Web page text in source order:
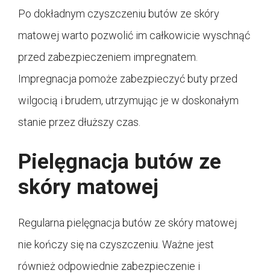
Po dokładnym czyszczeniu butów ze skóry
matowej warto pozwolić im całkowicie wyschnąć
przed zabezpieczeniem impregnatem.
Impregnacja pomoże zabezpieczyć buty przed
wilgocią i brudem, utrzymując je w doskonałym
stanie przez dłuższy czas.
Pielęgnacja butów ze
skóry matowej
Regularna pielęgnacja butów ze skóry matowej
nie kończy się na czyszczeniu. Ważne jest
również odpowiednie zabezpieczenie i